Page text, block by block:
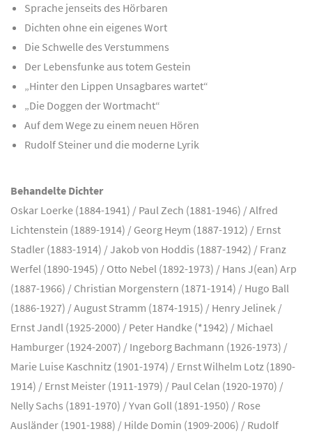
Sprache jenseits des Hörbaren
Dichten ohne ein eigenes Wort
Die Schwelle des Verstummens
Der Lebensfunke aus totem Gestein
„Hinter den Lippen Unsagbares wartet“
„Die Doggen der Wortmacht“
Auf dem Wege zu einem neuen Hören
Rudolf Steiner und die moderne Lyrik
Behandelte Dichter
Oskar Loerke (1884-1941) / Paul Zech (1881-1946) / Alfred
Lichtenstein (1889-1914) / Georg Heym (1887-1912) / Ernst
Stadler (1883-1914) / Jakob von Hoddis (1887-1942) / Franz
Werfel (1890-1945) / Otto Nebel (1892-1973) / Hans J(ean) Arp
(1887-1966) / Christian Morgenstern (1871-1914) / Hugo Ball
(1886-1927) / August Stramm (1874-1915) / Henry Jelinek /
Ernst Jandl (1925-2000) / Peter Handke (*1942) / Michael
Hamburger (1924-2007) / Ingeborg Bachmann (1926-1973) /
Marie Luise Kaschnitz (1901-1974) / Ernst Wilhelm Lotz (1890-
1914) / Ernst Meister (1911-1979) / Paul Celan (1920-1970) /
Nelly Sachs (1891-1970) / Yvan Goll (1891-1950) / Rose
Ausländer (1901-1988) / Hilde Domin (1909-2006) / Rudolf